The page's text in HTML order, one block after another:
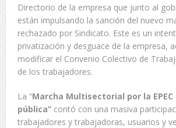
Directorio de la empresa que junto al
están impulsando la sanción del nuevo
rechazado por Sindicato. Este es un
privatización y desguace de la empresa,
modificar el Convenio Colectivo de
de los trabajadores.
La “Marcha Multisectorial por la
pública”contó con una masiva
trabajadores y trabajadoras, usuarios y